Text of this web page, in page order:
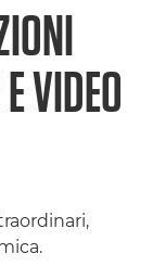
VIDEO